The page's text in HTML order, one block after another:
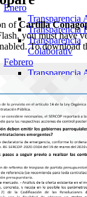
Enero
Transparencia
Transparencia
Transparencia
Colaborativ
Febrero
Transparencia
Transparencia
Transparencia
Colaborativ
Marzo
Transparencia
Transparencia
Transparencia
Colaborativ
Abril
Transparencia
Transparencia
ofCartilla
you must have
To download